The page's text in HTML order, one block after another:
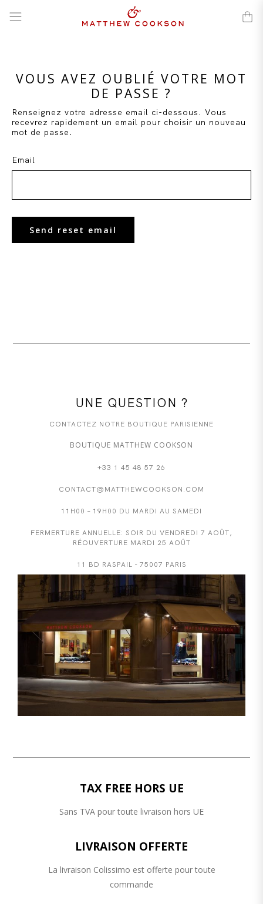
VOUS AVEZ OUBLIÉ VOTRE MOT
DE PASSE ?
Renseignez votre adresse email ci-dessous. Vous
recevrez rapidement un email pour choisir un nouveau
mot de passe.
Email
Send reset email
UNE QUESTION ?
CONTACTEZ NOTRE BOUTIQUE PARISIENNE
BOUTIQUE MATTHEW COOKSON
+33 1 45 48 57 26
CONTACT@MATTHEWCOOKSON.COM
11H00 – 19H00 DU MARDI AU SAMEDI
FERMERTURE ANNUELLE: SOIR DU VENDREDI 7 AOÛT,
RÉOUVERTURE MARDI 25 AOÛT
11 BD RASPAIL - 75007 PARIS
TAX FREE HORS UE
Sans TVA pour toute livraison hors UE
LIVRAISON OFFERTE
La livraison Colissimo est offerte pour toute
commande